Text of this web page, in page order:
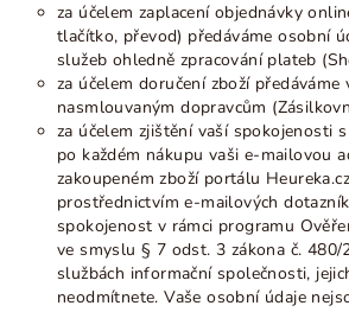
za účelem zaplacení objednávky
tlačítko, převod) předáváme osobní
služeb ohledně zpracování plateb
za účelem doručení zboží předáváme
nasmlouvaným dopravcům
za účelem zjištění vaší spokojenosti
po každém nákupu vaši e-mailovou
zakoupeném zboží portálu
prostřednictvím e-mailových
spokojenost v rámci programu
ve smyslu § 7 odst. 3 zákona č. 480/
službách informační společnosti,
neodmítnete. Vaše osobní údaje